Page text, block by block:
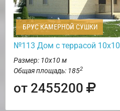
БРУС КАМЕРНОЙ СУШКИ
№113 Дом с террасой 10х10
Размер: 10х10 м
Общая площадь: 1852
от 2455200